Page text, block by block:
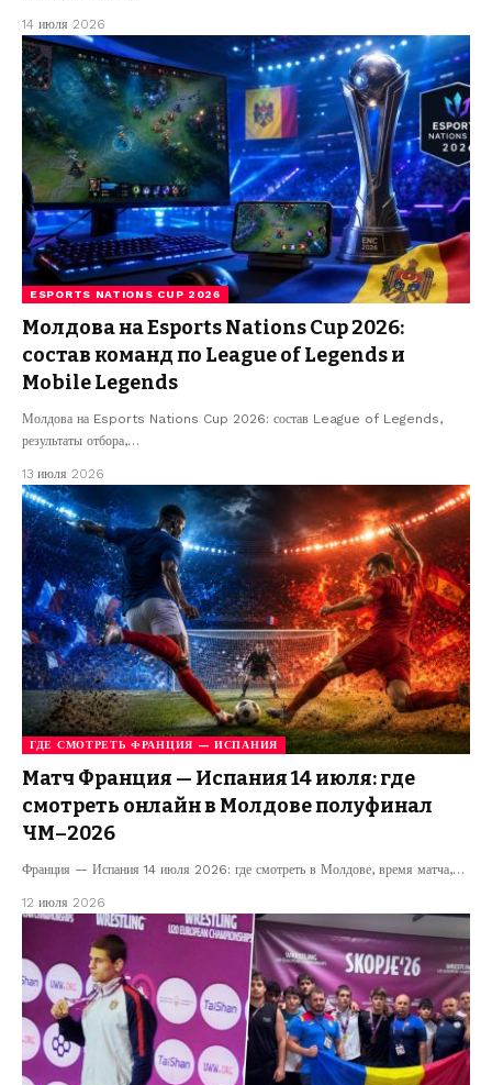
14 июля 2026
ESPORTS NATIONS CUP 2026
Молдова на Esports Nations Cup 2026:
состав команд по League of Legends и
Mobile Legends
Молдова на Esports Nations Cup 2026: состав League of Legends,
результаты отбора,…
13 июля 2026
ГДЕ СМОТРЕТЬ ФРАНЦИЯ — ИСПАНИЯ
Матч Франция — Испания 14 июля: где
смотреть онлайн в Молдове полуфинал
ЧМ–2026
Франция — Испания 14 июля 2026: где смотреть в Молдове, время матча,…
12 июля 2026